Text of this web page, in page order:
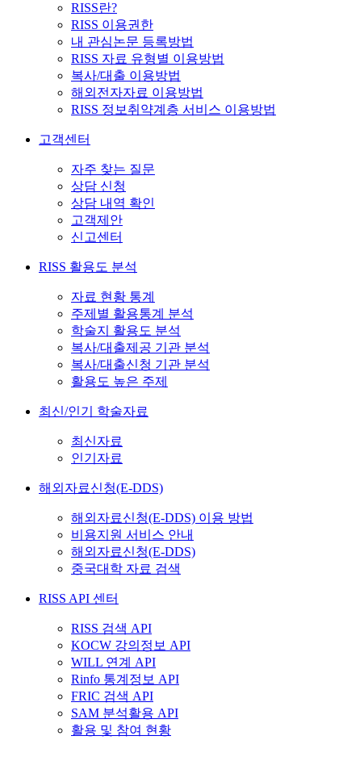
RISS란?
RISS 이용권한
내 관심논문 등록방법
RISS 자료 유형별 이용방법
복사/대출 이용방법
해외전자자료 이용방법
RISS 정보취약계층 서비스 이용방법
고객센터
자주 찾는 질문
상담 신청
상담 내역 확인
고객제안
신고센터
RISS 활용도 분석
자료 현황 통계
주제별 활용통계 분석
학술지 활용도 분석
복사/대출제공 기관 분석
복사/대출신청 기관 분석
활용도 높은 주제
최신/인기 학술자료
최신자료
인기자료
해외자료신청(E-DDS)
해외자료신청(E-DDS) 이용 방법
비용지원 서비스 안내
해외자료신청(E-DDS)
중국대학 자료 검색
RISS API 센터
RISS 검색 API
KOCW 강의정보 API
WILL 연계 API
Rinfo 통계정보 API
FRIC 검색 API
SAM 분석활용 API
활용 및 참여 현황